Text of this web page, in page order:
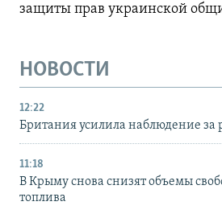
защиты прав украинской
НОВОСТИ
12:22
Британия усилила наблюдение за
11:18
В Крыму снова снизят объемы
топлива